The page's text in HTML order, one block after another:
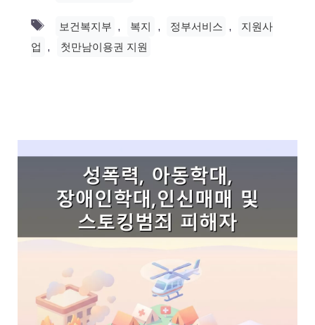
Tags
보건복지부 , 복지 , 정부서비스 ,
지원사
업 , 첫만남이용권 지원